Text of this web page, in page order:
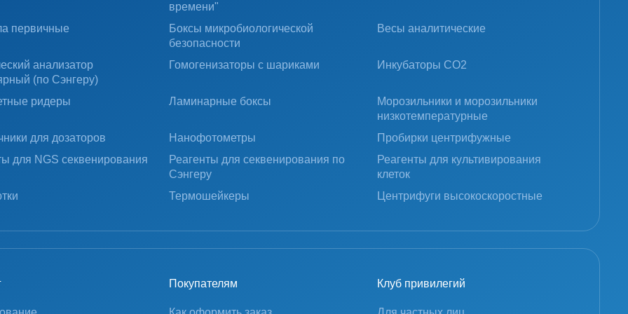
подходят для использования в:
времени"
первичные
Боксы микробиологической
безопасности
Весы аналитические
анализатор
(по Сэнгеру)
Гомогенизаторы с шариками Инкубаторы CO2
ридеры Ламинарные боксы
Морозильники и морозильники
низкотемпературные
для дозаторов
Нанофотометры
Пробирки центрифужные
для NGS секвенирования
Реагенты для секвенирования по
Сэнгеру
Реагенты для культивирования
клеток
Термошейкеры Центрифуги высокоскоростные
Покупателям Клуб привилегий